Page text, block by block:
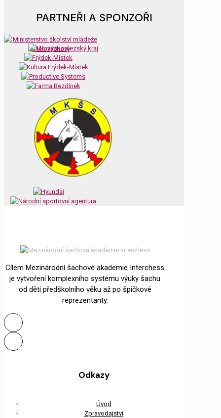
PARTNEŘI A SPONZOŘI
Cílem Mezinárodní šachové akademie Interchess
je vytvoření komplexního systému výuky šachu
od dětí předškolního věku až po špičkové
reprezentanty.
Odkazy
Úvod
Zpravodajství